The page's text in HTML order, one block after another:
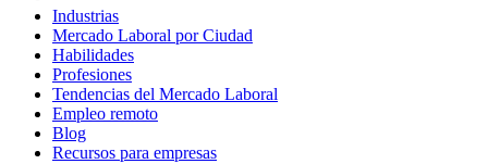
Industrias
Mercado Laboral por Ciudad
Habilidades
Profesiones
Tendencias del Mercado Laboral
Empleo remoto
Blog
Recursos para empresas